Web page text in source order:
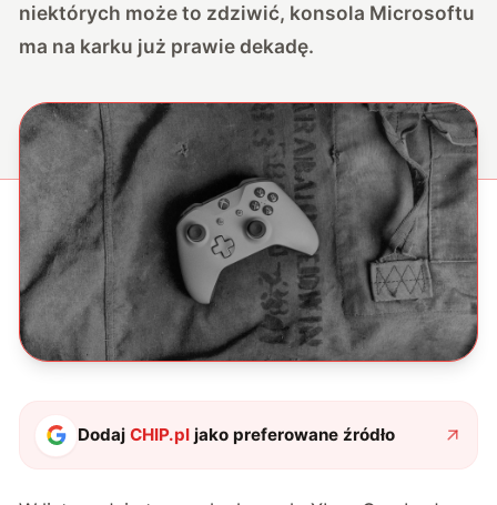
niektórych może to zdziwić, konsola Microsoftu
ma na karku już prawie dekadę.
DodajCHIP.pl jako preferowane źródło